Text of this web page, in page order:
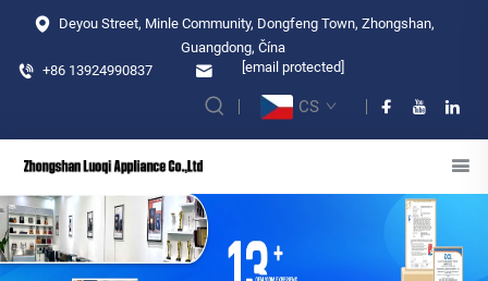
Deyou Street, Minle Community, Dongfeng Town, Zhongshan,
Guangdong, Čína
+86 13924990837
[email protected]
CS